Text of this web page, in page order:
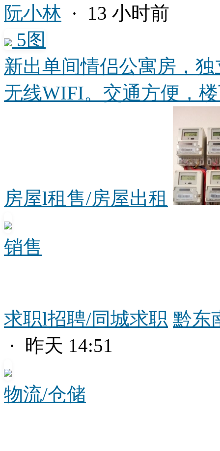
阮小林 · 13 小时前
5图
新出单间情侣公寓房，
无线WIFI。交通方便，
房屋l租售/房屋出租
销售
求职l招聘/同城求职 黔东
· 昨天 14:51
物流/仓储